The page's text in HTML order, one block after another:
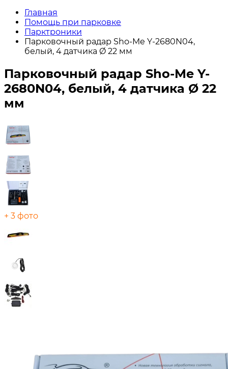
Главная
Помощь при парковке
Парктроники
Парковочный радар Sho-Me Y-2680N04,
белый, 4 датчика Ø 22 мм
Парковочный радар Sho-Me Y-
2680N04, белый, 4 датчика Ø 22
мм
+ 3 фото